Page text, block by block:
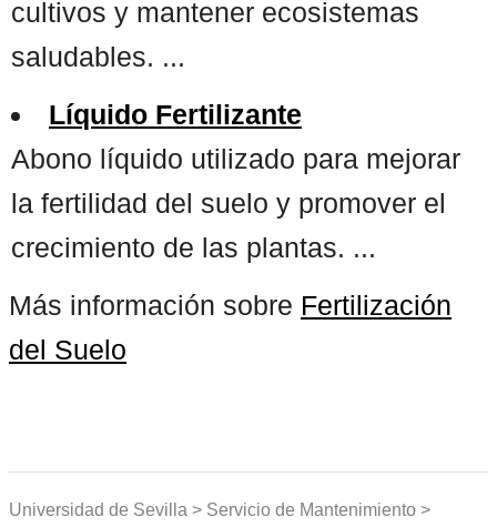
cultivos y mantener ecosistemas
saludables. ...
Líquido Fertilizante
Abono líquido utilizado para mejorar
la fertilidad del suelo y promover el
crecimiento de las plantas. ...
Más información sobre Fertilización
del Suelo
Universidad de Sevilla > Servicio de Mantenimiento >